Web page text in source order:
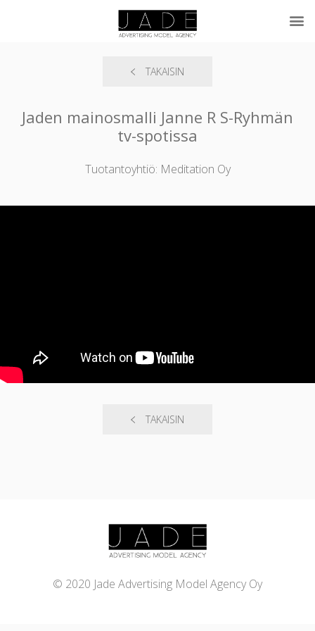
TAKAISIN
Jaden mainosmalli Janne R S-Ryhmän
tv-spotissa
Tuotantoyhtiö: Meditation Oy
TAKAISIN
© 2020 Jade Advertising Model Agency Oy